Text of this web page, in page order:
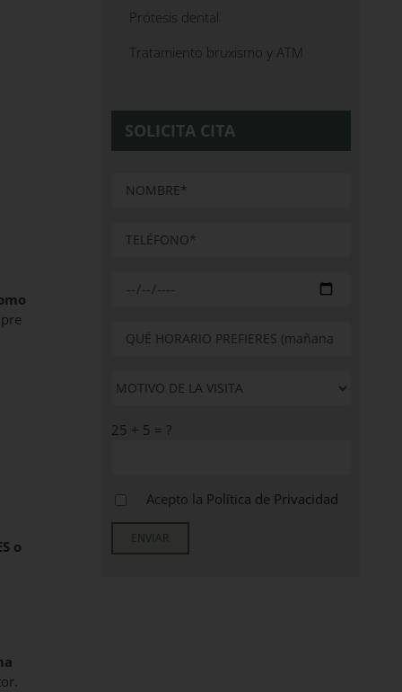
o
Prótesis dental
Tratamiento bruxismo y ATM
SOLICITA CITA
25 + 5 = ?
Acepto la Política de Privacidad